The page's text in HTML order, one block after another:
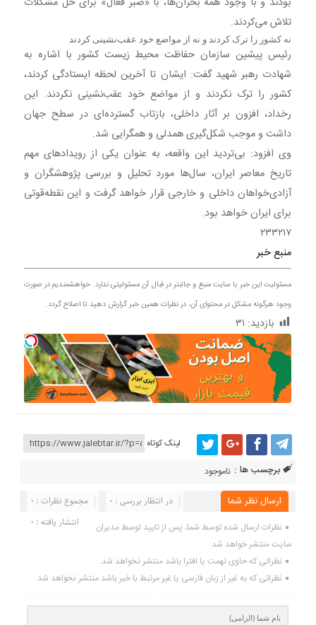
تلاش می‌کردند.
نه کشور را ترک کردند و نه از مواضع خود عقب‌نشینی کردند
رئیس پیشین سازمان حفاظت محیط‌ زیست کشور با اشاره به
شهادت رهبر شهید گفت: ایشان تا آخرین لحظه ایستادگی کردند،
کشور را ترک نکردند و از مواضع خود عقب‌نشینی نکردند. این
رخداد، افزون بر آثار داخلی، بازتاب گسترده‌ای در سطح جهان
داشت و موجب شکل‌گیری همدلی و همگرایی شد.
وی افزود: بی‌تردید این واقعه، به‌ عنوان یکی از رویدادهای مهم
تاریخ معاصر ایران، سال‌ها مورد تحلیل و بررسی پژوهشگران و
آزادی‌خواهان داخلی و خارجی قرار خواهد گرفت و این نقطه‌قوتی
برای ایران خواهد بود.
۲۳۳۲۱۷
منبع خبر
مسئولیت این خبر با سایت منبع و جالبتر در قبال آن مسئولیتی ندارد. خواهشمندیم در صورت
وجود هرگونه مشکل در محتوای آن، در نظرات همین خبر گزارش دهید تا اصلاح گردد.
بازدید: ۳۱
لینک کوتاه
برچسب ها : ناموجود
ارسال نظر شما مجموع نظرات : 0
در انتظار بررسی : 0
انتشار یافته : 0
نظرات ارسال شده توسط شما، پس از تایید توسط مدیران
سایت منتشر خواهد شد.
نظراتی که حاوی تهمت یا افترا باشد منتشر نخواهد شد.
نظراتی که به غیر از زبان فارسی یا غیر مرتبط با خبر باشد منتشر نخواهد شد.